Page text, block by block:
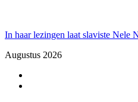
In haar lezingen laat slaviste Nele
Augustus 2026